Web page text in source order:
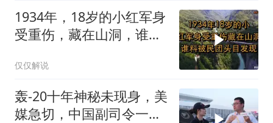
1934年，18岁的小红军身
受重伤，藏在山洞，谁料
仅仅解说
轰-20十年神秘未现身，美
媒急切，中国副司令一句